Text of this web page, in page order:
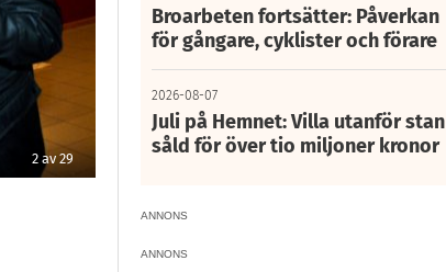
2av 29
Broarbeten fortsätter: Påverkan
för gångare, cyklister och förare
2026-08-07
Juli på Hemnet: Villa utanför stan
såld för över tio miljoner kronor
ANNONS
ANNONS